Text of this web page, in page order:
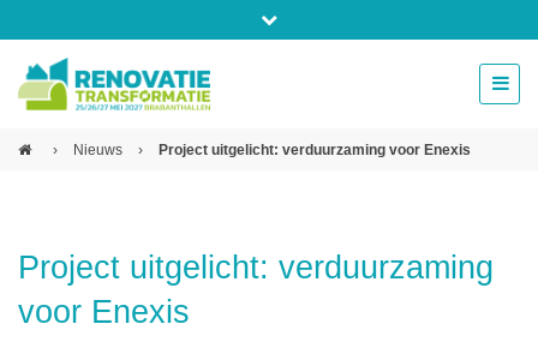
beurs@54events.nl
› Nieuws › Project uitgelicht: verduurzaming voor Enexis
Project uitgelicht: verduurzaming
voor Enexis